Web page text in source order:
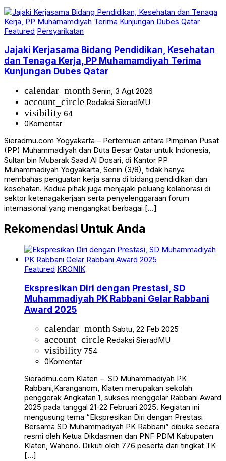
Featured Persyarikatan
Jajaki Kerjasama Bidang Pendidikan, Kesehatan
dan Tenaga Kerja, PP Muhamamdiyah Terima
Kunjungan Dubes Qatar
calendar_month Senin, 3 Agt 2026
account_circle Redaksi SieradMU
visibility 64
0Komentar
Sieradmu.com Yogyakarta – Pertemuan antara Pimpinan Pusat
(PP) Muhammadiyah dan Duta Besar Qatar untuk Indonesia,
Sultan bin Mubarak Saad Al Dosari, di Kantor PP
Muhammadiyah Yogyakarta, Senin (3/8), tidak hanya
membahas penguatan kerja sama di bidang pendidikan dan
kesehatan. Kedua pihak juga menjajaki peluang kolaborasi di
sektor ketenagakerjaan serta penyelenggaraan forum
internasional yang mengangkat berbagai […]
Rekomendasi Untuk Anda
Featured KRONIK
Ekspresikan Diri dengan Prestasi, SD
Muhammadiyah PK Rabbani Gelar Rabbani
Award 2025
calendar_month Sabtu, 22 Feb 2025
account_circle Redaksi SieradMU
visibility 754
0Komentar
Sieradmu.com Klaten – SD Muhammadiyah PK
Rabbani,Karanganom, Klaten merupakan sekolah
penggerak Angkatan 1, sukses menggelar Rabbani Award
2025 pada tanggal 21-22 Februari 2025. Kegiatan ini
mengusung tema “Ekspresikan Diri dengan Prestasi
Bersama SD Muhammadiyah PK Rabbani” dibuka secara
resmi oleh Ketua Dikdasmen dan PNF PDM Kabupaten
Klaten, Wahono. Diikuti oleh 776 peserta dari tingkat TK
[…]